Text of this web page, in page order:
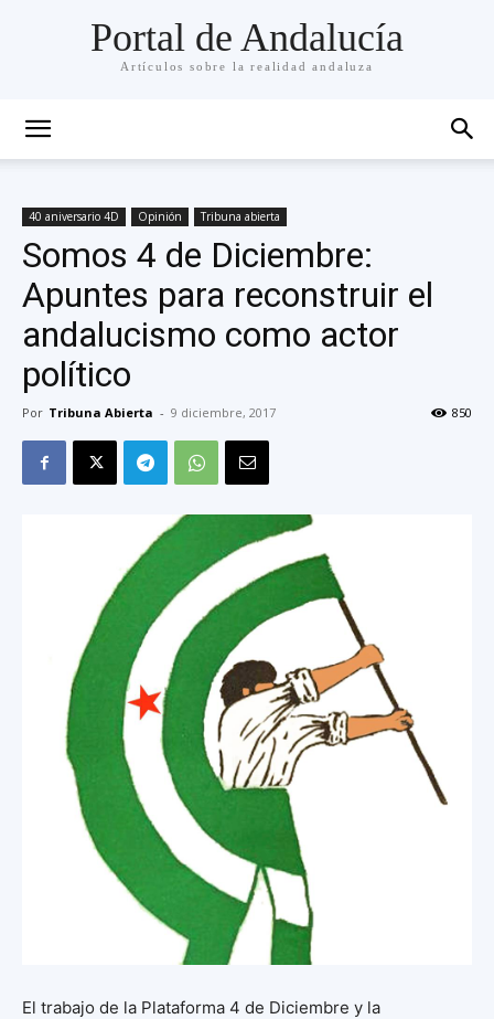
Portal de Andalucía
Artículos sobre la realidad andaluza
40 aniversario 4D Opinión Tribuna abierta
Somos 4 de Diciembre:
Apuntes para reconstruir el
andalucismo como actor
político
Por Tribuna Abierta - 9 diciembre, 2017 850
El trabajo de la Plataforma 4 de Diciembre y la